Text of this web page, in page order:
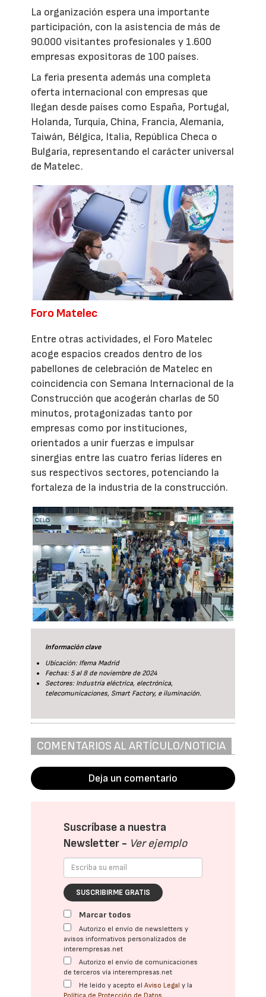
La organización espera una importante
participación, con la asistencia de más de
90.000 visitantes profesionales y 1.600
empresas expositoras de 100 países.
La feria presenta además una completa
oferta internacional con empresas que
llegan desde países como España, Portugal,
Holanda, Turquía, China, Francia, Alemania,
Taiwán, Bélgica, Italia, República Checa o
Bulgaria, representando el carácter universal
de Matelec.
Foro Matelec
Entre otras actividades, el Foro Matelec
acoge espacios creados dentro de los
pabellones de celebración de Matelec en
coincidencia con Semana Internacional de la
Construcción que acogerán charlas de 50
minutos, protagonizadas tanto por
empresas como por instituciones,
orientados a unir fuerzas e impulsar
sinergias entre las cuatro ferias líderes en
sus respectivos sectores, potenciando la
fortaleza de la industria de la construcción.
Información clave
Ubicación: Ifema Madrid
Fechas: 5 al 8 de noviembre de 2024
Sectores: Industria eléctrica, electrónica,
telecomunicaciones, Smart Factory, e iluminación.
COMENTARIOS AL ARTÍCULO/NOTICIA
Deja un comentario
Suscríbase a nuestra
Newsletter - Ver ejemplo
SUSCRIBIRME GRATIS
Marcar todos
Autorizo el envío de newsletters y
avisos informativos personalizados de
interempresas.net
Autorizo el envío de comunicaciones
de terceros vía interempresas.net
He leído y acepto elAviso Legal y la